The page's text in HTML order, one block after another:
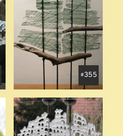
355